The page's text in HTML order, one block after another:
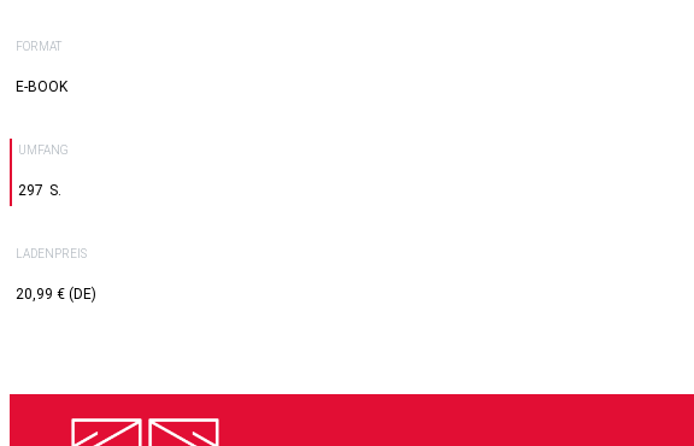
FORMAT
E-BOOK
UMFANG
297
LADENPREIS
20,99 € (DE)